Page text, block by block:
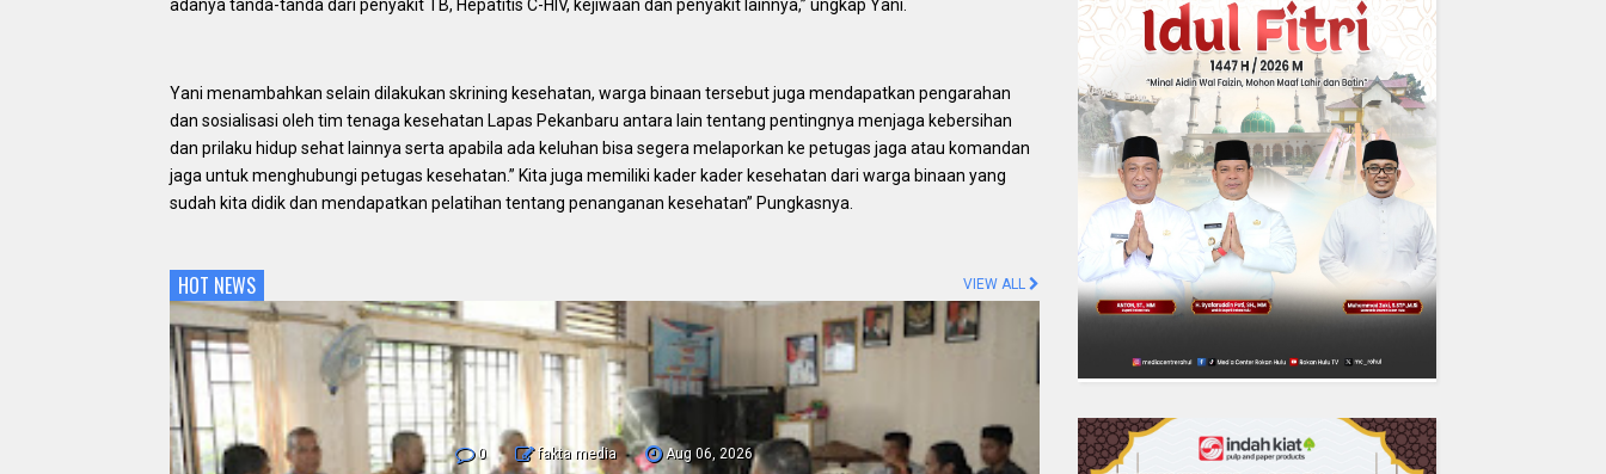
adanya tanda-tanda dari penyakit TB, Hepatitis C-HIV, kejiwaan dan penyakit lainnya,” ungkap Yani.
Yani menambahkan selain dilakukan skrining kesehatan, warga binaan tersebut juga mendapatkan pengarahan
dan sosialisasi oleh tim tenaga kesehatan Lapas Pekanbaru antara lain tentang pentingnya menjaga kebersihan
dan prilaku hidup sehat lainnya serta apabila ada keluhan bisa segera melaporkan ke petugas jaga atau komandan
jaga untuk menghubungi petugas kesehatan.” Kita juga memiliki kader kader kesehatan dari warga binaan yang
sudah kita didik dan mendapatkan pelatihan tentang penanganan kesehatan” Pungkasnya.
HOT NEWS VIEW ALL
0 fakta media Aug 06, 2026 fakta media